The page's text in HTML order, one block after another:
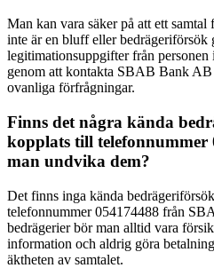
Man kan vara säker på att ett
inte är en bluff eller bedrägeriförsök
legitimationsuppgifter från personen
genom att kontakta SBAB Bank
ovanliga förfrågningar.
Finns det några kända
kopplats till telefonnummer
man undvika dem?
Det finns inga kända
telefonnummer 054174488 från
bedrägerier bör man alltid vara
information och aldrig göra
äktheten av samtalet.